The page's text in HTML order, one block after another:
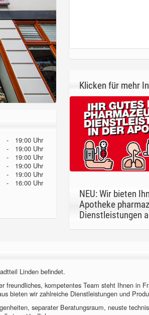
-
19:00 Uhr
-
19:00 Uhr
-
19:00 Uhr
-
19:00 Uhr
-
19:00 Uhr
- 16:00 Uhr
Klicken für mehr
NEU: Wir bieten
Apotheke
Dienstleistungen
Linden befindet.
freundliches, kompetentes Team steht Ihnen in
bieten wir zahlreiche Dienstleistungen und
separater Beratungsraum, neuste